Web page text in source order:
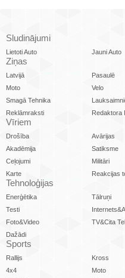
Sludinājumi
Lietoti Auto Jauni Auto
Ziņas
Latvijā Pasaulē
Moto
Velo
Smagā Tehnika
Reklāmraksti
Redaktora
Vīriem
Drošība Avārijas
Akadēmija
Satiksme
Ceļojumi
Militāri
Karte
Reakcijas
Tehnoloģijas
Enerģētika Tālruņi
Testi
Foto&Video
TV&Cita
Dažādi
Sports
Rallijs Kross
4x4
Moto